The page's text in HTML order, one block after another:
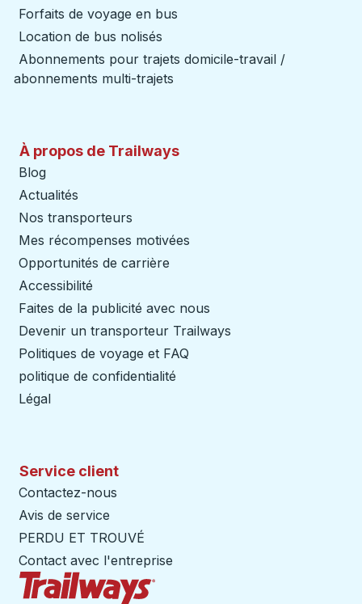
Forfaits de voyage en bus
Location de bus nolisés
Abonnements pour trajets domicile-travail /
abonnements multi-trajets
À propos de Trailways
Blog
Actualités
Nos transporteurs
Mes récompenses motivées
Opportunités de carrière
Accessibilité
Faites de la publicité avec nous
Devenir un transporteur Trailways
Politiques de voyage et FAQ
politique de confidentialité
Légal
Service client
Contactez-nous
Avis de service
PERDU ET TROUVÉ
Contact avec l'entreprise